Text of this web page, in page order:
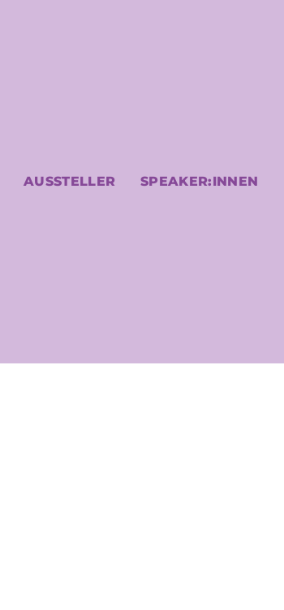
AUSSTELLER SPEAKER:INNEN